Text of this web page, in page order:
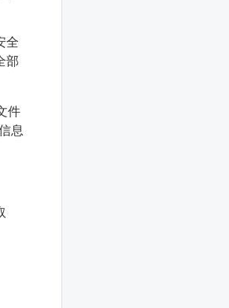
全
部
件
息